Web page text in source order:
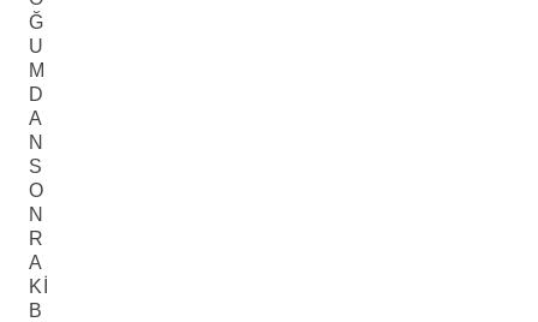
Ğ
U
M
D
A
N
S
O
N
R
A
KI
B